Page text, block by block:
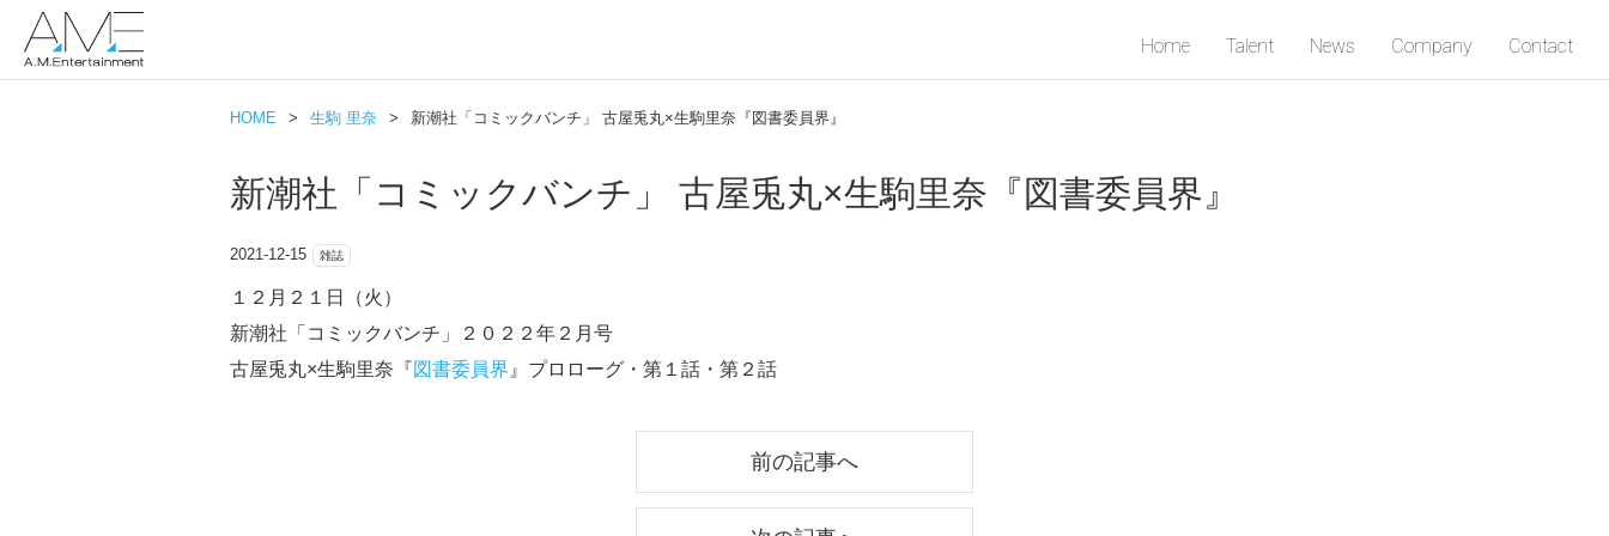
Home Talent News Company Contact
HOME > 生駒 里奈 > 新潮社「コミックバンチ」 古屋兎丸×生駒里奈『図書委員界』
新潮社「コミックバンチ」 古屋兎丸×生駒里奈『図書委員界』
2021-12-15 雑誌
１２月２１日（火）
新潮社「コミックバンチ」２０２２年２月号
古屋兎丸×生駒里奈『図書委員界 』プロローグ・第１話・第２話
前の記事へ